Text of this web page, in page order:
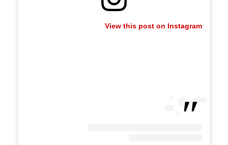
View this post on Instagram